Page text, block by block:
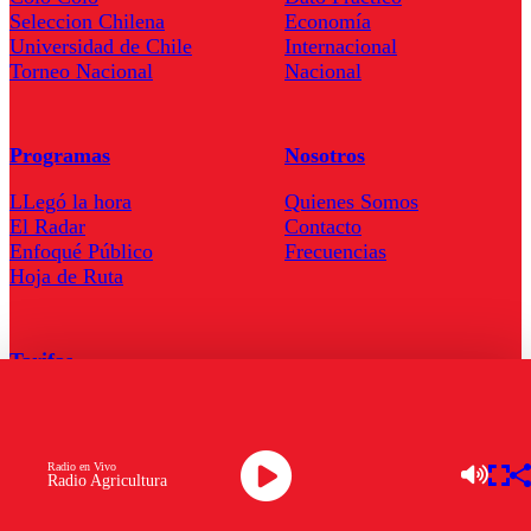
Radio Agricultura
Radio en Vivo
Seleccion Chilena
Universidad de Chile
Torneo Nacional
Economía
Internacional
Nacional
Programas
LLegó la hora
El Radar
Enfoqué Público
Hoja de Ruta
Nosotros
Quienes Somos
Contacto
Frecuencias
Tarifas